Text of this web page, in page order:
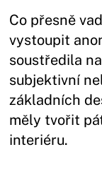
Co přesně
vystoupit
soustředila
subjektivní
základních
měly tvořit
interiéru.